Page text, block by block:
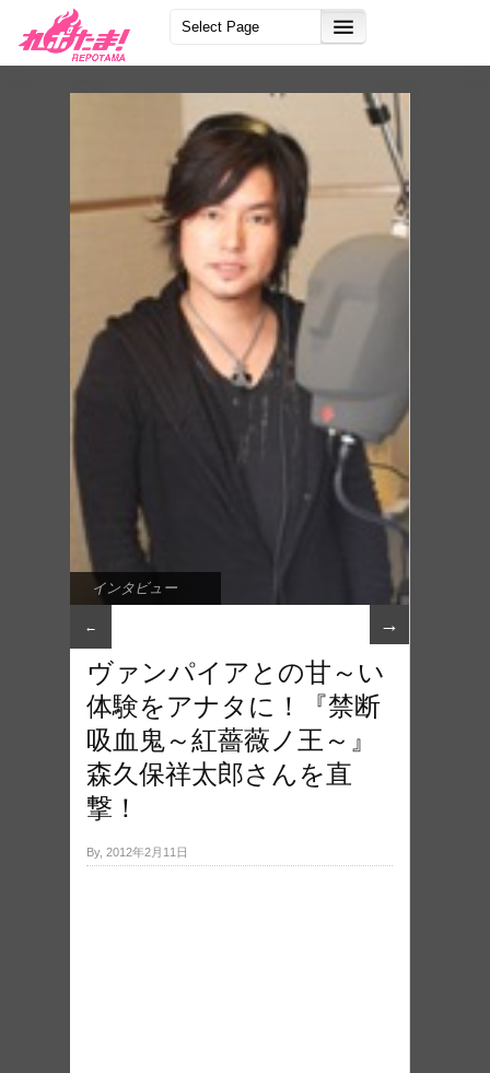
インタビュー
← →
ヴァンパイアとの甘～い
体験をアナタに！『禁断
吸血鬼～紅薔薇ノ王～』
森久保祥太郎さんを直
撃！
By, 2012年2月11日